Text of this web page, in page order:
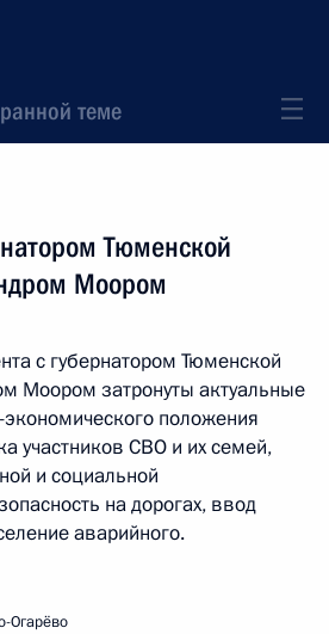
теме
Тюменской
Моором
с губернатором Тюменской
Моором затронуты актуальные
положения
участников СВО и их семей,
и социальной
на дорогах, ввод
аварийного.
Огарёво